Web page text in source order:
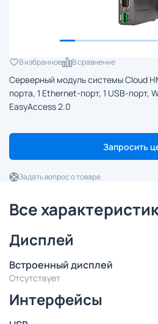
Серверный модуль системы Cloud
порта, 1 Ethernet-порт, 1 USB-порт,
EasyAccess 2.0
В избранное В сравнение
Запросить
Задать вопрос о товаре
Все
Дисплей
Встроенный дисплей
Отсутствует
Интерфейсы